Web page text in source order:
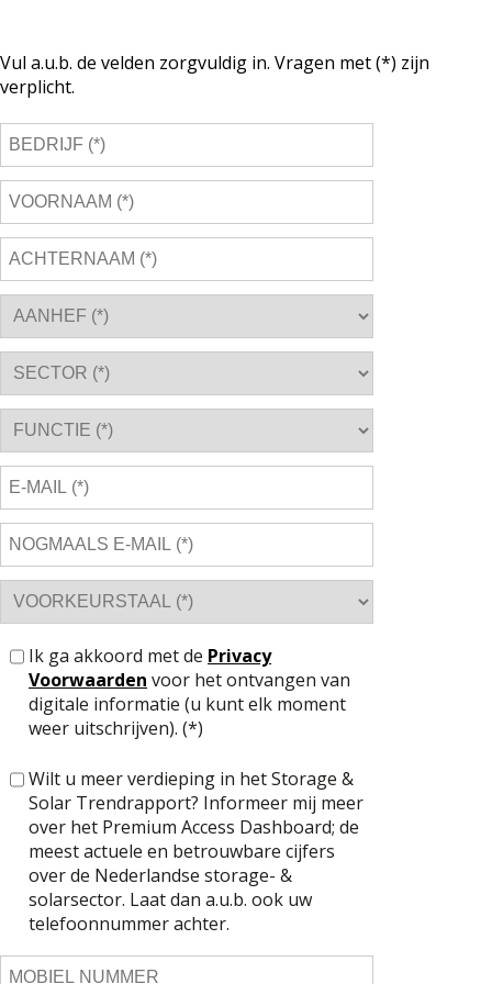
Vul a.u.b. de velden zorgvuldig in. Vragen met (*) zijn
verplicht.
Ik ga akkoord met de Privacy
Voorwaarden voor het ontvangen van
digitale informatie (u kunt elk moment
weer uitschrijven). (*)
Wilt u meer verdieping in het Storage &
Solar Trendrapport? Informeer mij meer
over het Premium Access Dashboard; de
meest actuele en betrouwbare cijfers
over de Nederlandse storage- &
solarsector. Laat dan a.u.b. ook uw
telefoonnummer achter.